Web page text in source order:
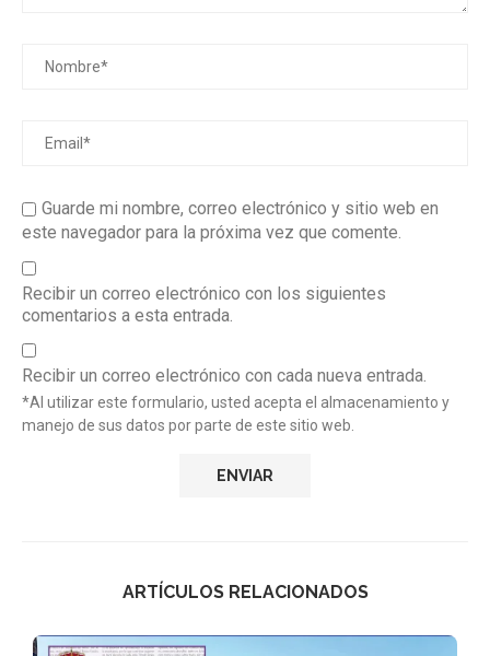
Guarde mi nombre, correo electrónico y sitio web en
este navegador para la próxima vez que comente.
Recibir un correo electrónico con los siguientes
comentarios a esta entrada.
Recibir un correo electrónico con cada nueva entrada.
*Al utilizar este formulario, usted acepta el almacenamiento y
manejo de sus datos por parte de este sitio web.
ARTÍCULOS RELACIONADOS